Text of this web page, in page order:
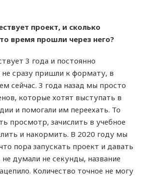
проект, и сколько
время прошли через него?
3 года и постоянно
не сразу пришли к формату, в
сейчас. 3 года назад мы просто
которые хотят выступать в
и помогали им переехать. То
просмотр, зачислить в учебное
и накормить. В 2020 году мы
пора запускать проект и давать
думали не секунды, название
Количество точное не могу